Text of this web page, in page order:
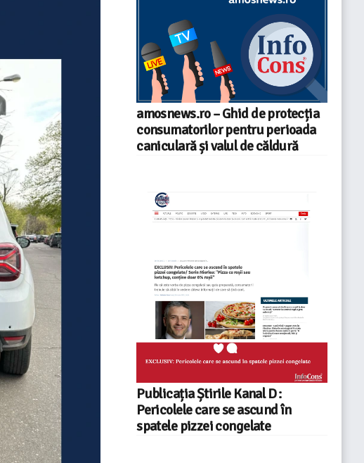
amosnews.ro – Ghid de protecția
consumatorilor pentru perioada
caniculară și valul de căldură
Publicația Știrile Kanal D :
Pericolele care se ascund în
spatele pizzei congelate